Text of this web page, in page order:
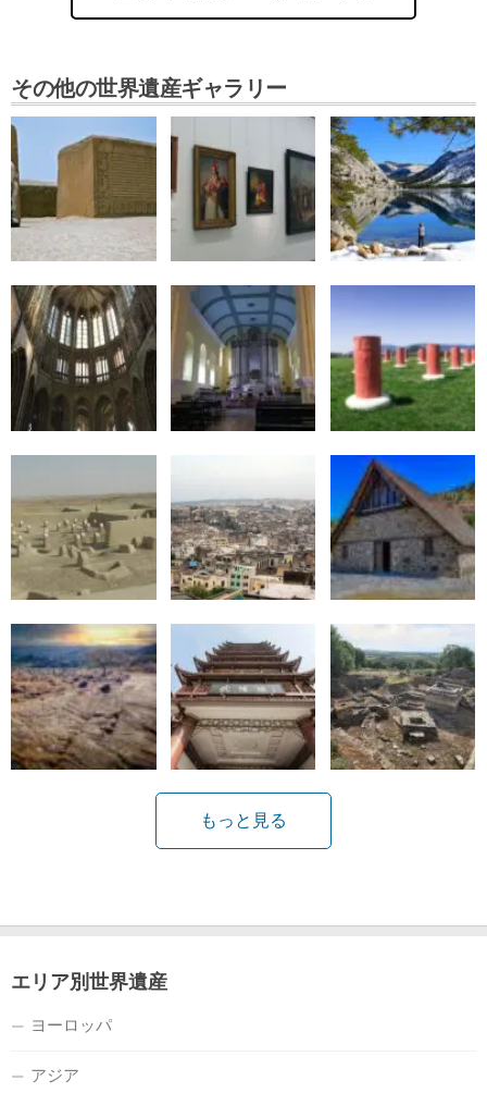
その他の世界遺産ギャラリー
もっと見る
エリア別世界遺産
ヨーロッパ
アジア